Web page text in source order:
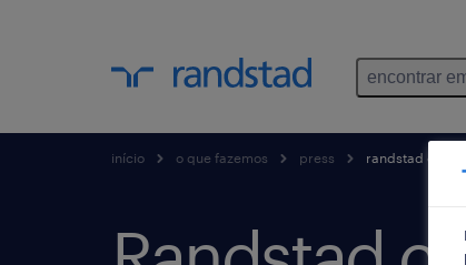
encontrar
início o que fazemos press randstad